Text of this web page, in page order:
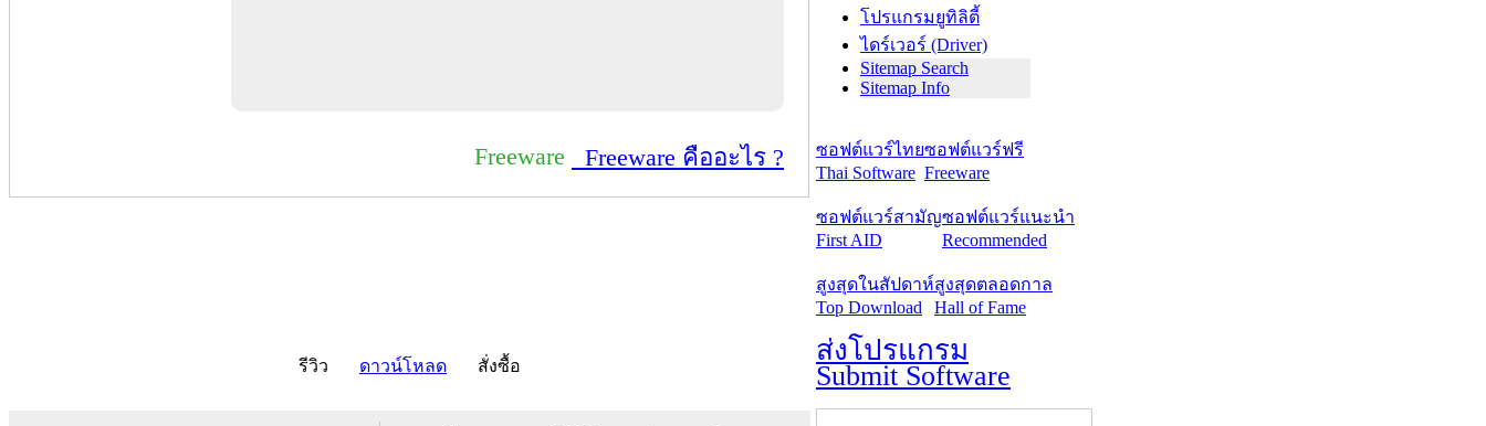
Freeware Freeware คืออะไร ?
รีวิว ดาวน์โหลด สั่งซื้อ
โปรแกรมยูทิลิตี้
ไดร์เวอร์ (Driver)
Sitemap Search
Sitemap Info
ซอฟต์แวร์ไทย
Thai Software
ซอฟต์แวร์ฟรี
Freeware
ซอฟต์แวร์สามัญ
First AID
ซอฟต์แวร์แนะนำ
Recommended
สูงสุดในสัปดาห์
Top Download
สูงสุดตลอดกาล
Hall of Fame
ส่งโปรแกรม
Submit Software